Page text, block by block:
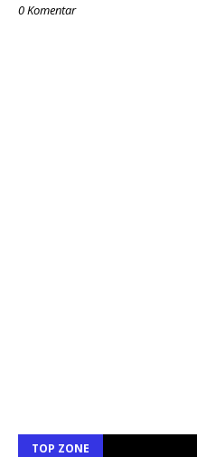
0 Komentar
TOP ZONE